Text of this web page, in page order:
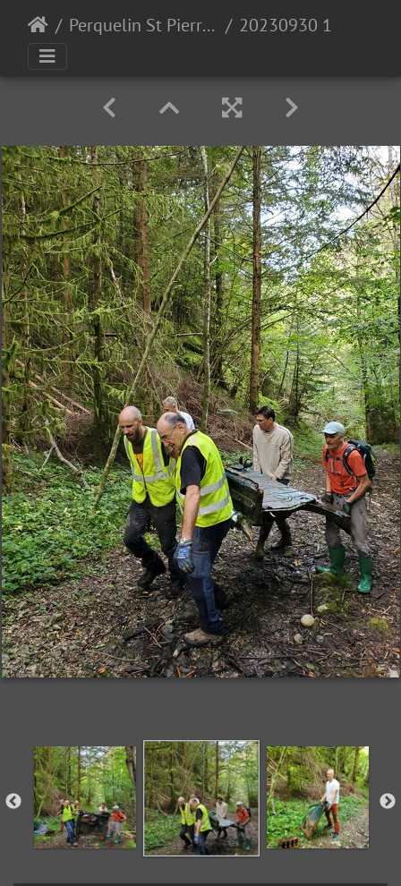
Perquelin St Pierre de Chartreuse 30-09-23 20230930 111602